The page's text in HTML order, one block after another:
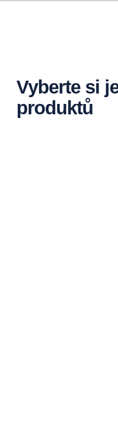
Vyberte si
produktů